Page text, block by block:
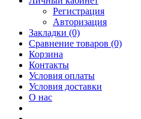
Регистрация
Авторизация
Закладки (0)
Сравнение товаров (0)
Корзина
Контакты
Условия оплаты
Условия доставки
О нас